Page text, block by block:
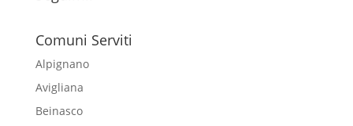
Comuni Serviti
Alpignano
Avigliana
Beinasco